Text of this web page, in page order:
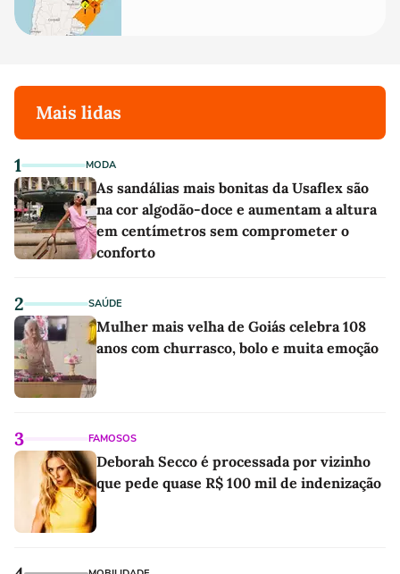
Mais lidas
1 MODA
As sandálias mais bonitas da Usaflex são
na cor algodão-doce e aumentam a altura
em centímetros sem comprometer o
conforto
2 SAÚDE
Mulher mais velha de Goiás celebra 108
anos com churrasco, bolo e muita emoção
3 FAMOSOS
Deborah Secco é processada por vizinho
que pede quase R$ 100 mil de indenização